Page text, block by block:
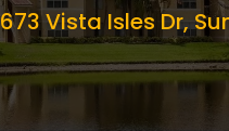
673 Vista Isles Dr,